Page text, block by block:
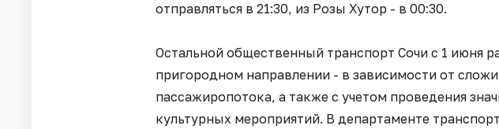
отправляться в 21:30, из Розы Хутор - в 00:30.
Остальной общественный транспорт Сочи с 1 июня
пригородном направлении - в зависимости от
пассажиропотока, а также с учетом проведения
культурных мероприятий. В департаменте